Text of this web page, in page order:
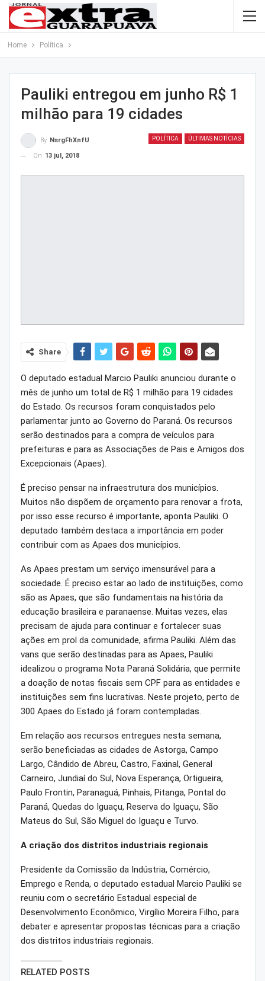
Home Política
Pauliki entregou em junho R$ 1
milhão para 19 cidades
POLÍTICA ÚLTIMAS NOTÍCIAS
By NsrgFhXnfU
On 13 jul, 2018
Share
O deputado estadual Marcio Pauliki anunciou durante o
mês de junho um total de R$ 1 milhão para 19 cidades
do Estado. Os recursos foram conquistados pelo
parlamentar junto ao Governo do Paraná. Os recursos
serão destinados para a compra de veículos para
prefeituras e para as Associações de Pais e Amigos dos
Excepcionais (Apaes).
É preciso pensar na infraestrutura dos municípios.
Muitos não dispõem de orçamento para renovar a frota,
por isso esse recurso é importante, aponta Pauliki. O
deputado também destaca a importância em poder
contribuir com as Apaes dos municípios.
As Apaes prestam um serviço imensurável para a
sociedade. É preciso estar ao lado de instituições, como
são as Apaes, que são fundamentais na história da
educação brasileira e paranaense. Muitas vezes, elas
precisam de ajuda para continuar e fortalecer suas
ações em prol da comunidade, afirma Pauliki. Além das
vans que serão destinadas para as Apaes, Pauliki
idealizou o programa Nota Paraná Solidária, que permite
a doação de notas fiscais sem CPF para as entidades e
instituições sem fins lucrativas. Neste projeto, perto de
300 Apaes do Estado já foram contempladas.
Em relação aos recursos entregues nesta semana,
serão beneficiadas as cidades de Astorga, Campo
Largo, Cândido de Abreu, Castro, Faxinal, General
Carneiro, Jundiaí do Sul, Nova Esperança, Ortigueira,
Paulo Frontin, Paranaguá, Pinhais, Pitanga, Pontal do
Paraná, Quedas do Iguaçu, Reserva do Iguaçu, São
Mateus do Sul, São Miguel do Iguaçu e Turvo.
A criação dos distritos industriais regionais
Presidente da Comissão da Indústria, Comércio,
Emprego e Renda, o deputado estadual Marcio Pauliki se
reuniu com o secretário Estadual especial de
Desenvolvimento Econômico, Virgílio Moreira Filho, para
debater e apresentar propostas técnicas para a criação
dos distritos industriais regionais.
RELATED POSTS